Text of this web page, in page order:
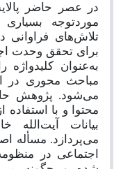
در عصر حاضر
موردتوجه
تلاش‌های فراوانی
برای تحقق وحدت
به‌عنوان کلیدواژه
مباحث محوری در
می‌شود. پژوهش
محتوا و با استفاده
بیانات آیت‌الله
می‌پردازد. مسأله
اجتماعی در